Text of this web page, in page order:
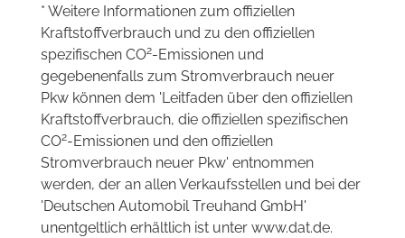
* Weitere Informationen zum offiziellen
Kraftstoffverbrauch und zu den offiziellen
spezifischen CO2-Emissionen und
gegebenenfalls zum Stromverbrauch neuer
Pkw können dem 'Leitfaden über den offiziellen
Kraftstoffverbrauch, die offiziellen spezifischen
CO2-Emissionen und den offiziellen
Stromverbrauch neuer Pkw' entnommen
werden, der an allen Verkaufsstellen und bei der
'Deutschen Automobil Treuhand GmbH'
unentgeltlich erhältlich ist unter www.dat.de.